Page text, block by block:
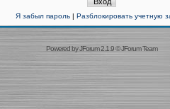
Я забыл пароль| Разблокировать учетную
Powered byJForum 2.1.9©JForum Team